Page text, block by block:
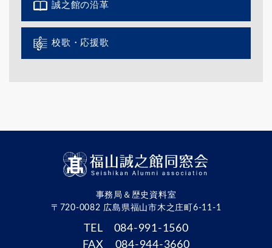
誠之館の沿革
校歌・応援歌
事務局＆歴史資料室
〒720-0082 広島県福山市木之庄町6-11-1
TEL 084-991-1560
FAX 084-944-3660